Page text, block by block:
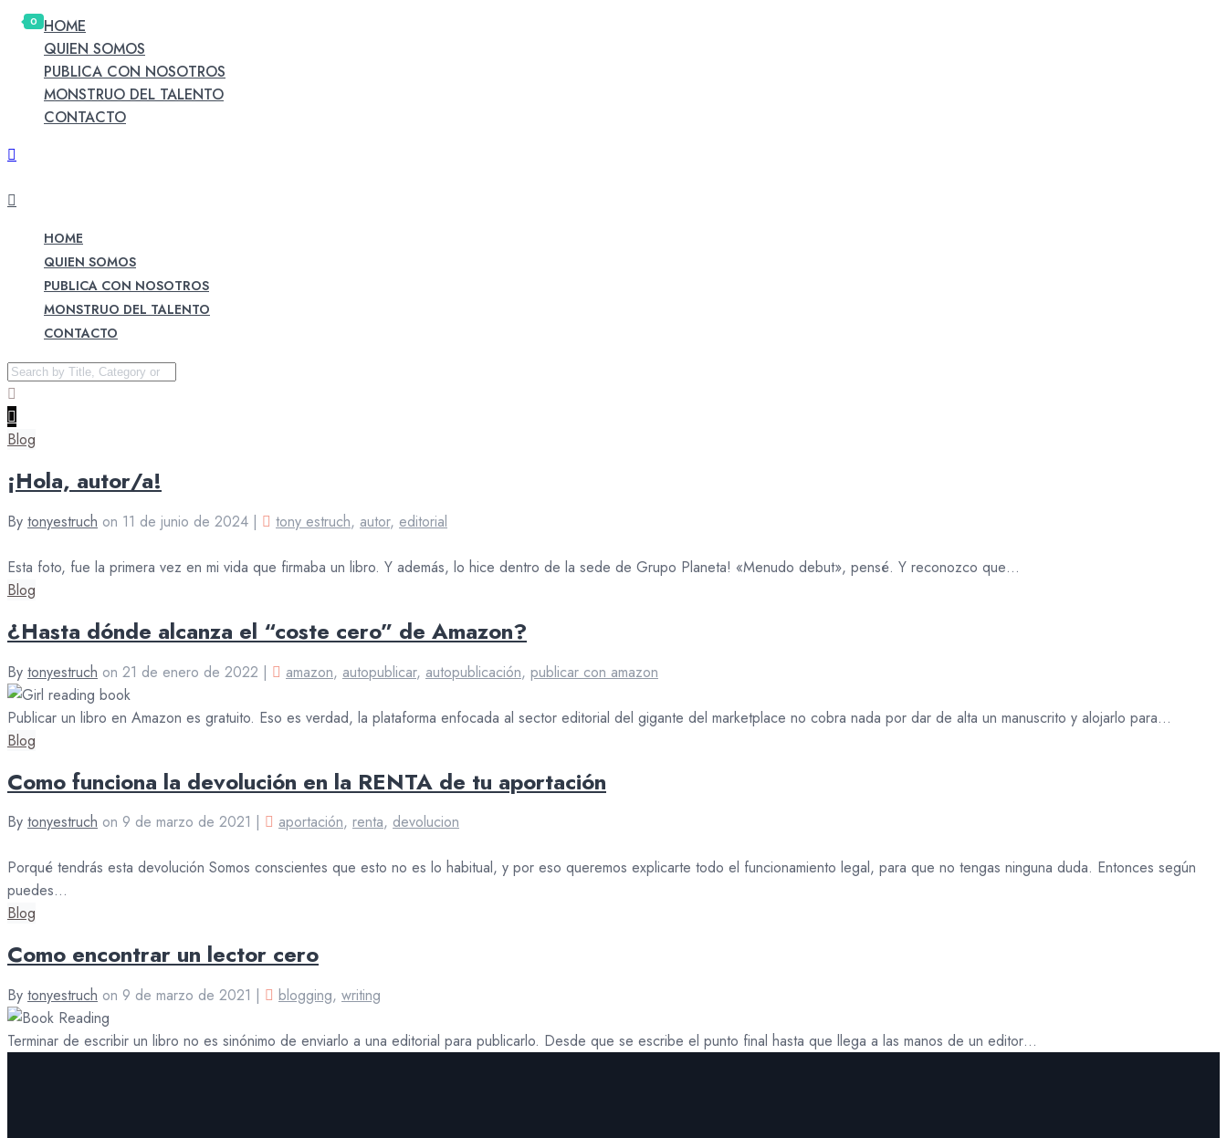
HOME
QUIEN SOMOS
PUBLICA CON NOSOTROS
MONSTRUO DEL TALENTO
CONTACTO
HOME
QUIEN SOMOS
PUBLICA CON NOSOTROS
MONSTRUO DEL TALENTO
CONTACTO
0
Blog
¡Hola, autor/a!
By tonyestruch on 11 de junio de 2024 | tony estruch, autor, editorial
Esta foto, fue la primera vez en mi vida que firmaba un libro. Y además, lo hice dentro de la sede de Grupo Planeta! «Menudo debut», pensé. Y reconozco que…
Blog
¿Hasta dónde alcanza el “coste cero” de Amazon?
By tonyestruch on 21 de enero de 2022 | amazon, autopublicar, autopublicación, publicar con amazon
Publicar un libro en Amazon es gratuito. Eso es verdad, la plataforma enfocada al sector editorial del gigante del marketplace no cobra nada por dar de alta un manuscrito y alojarlo para…
Blog
Como funciona la devolución en la RENTA de tu aportación
By tonyestruch on 9 de marzo de 2021 | aportación, renta, devolucion
Porqué tendrás esta devolución Somos conscientes que esto no es lo habitual, y por eso queremos explicarte todo el funcionamiento legal, para que no tengas ninguna duda. Entonces según
puedes…
Blog
Como encontrar un lector cero
By tonyestruch on 9 de marzo de 2021 | blogging, writing
Terminar de escribir un libro no es sinónimo de enviarlo a una editorial para publicarlo. Desde que se escribe el punto final hasta que llega a las manos de un editor…